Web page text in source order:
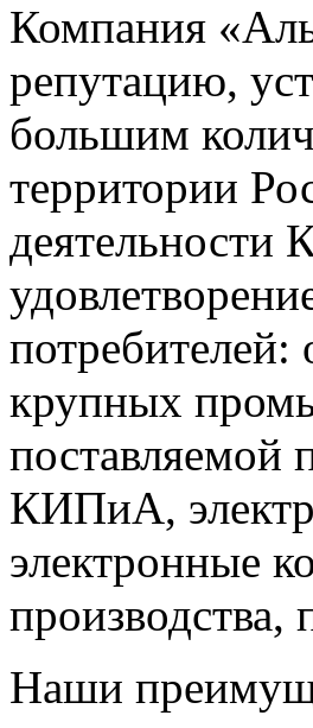
Компания
репутацию,
большим
территории
деятельности
потребителей:
крупных
поставляемой
КИПиА,
электронные
Наши